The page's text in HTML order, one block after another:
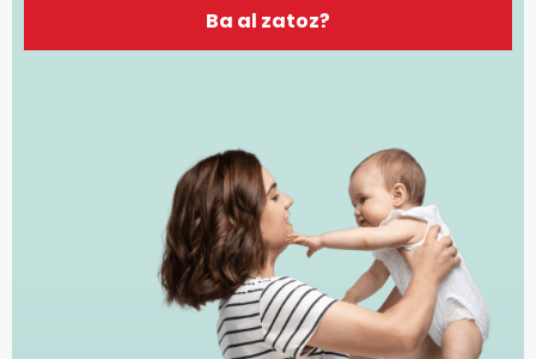
Ba al zatoz?